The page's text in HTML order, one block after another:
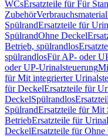
WCsErsatzteile für Für
ZubehörVerbrauchsmaterial
SpülrandErsatzteile für
SpülrandOhne Deckel
Betrieb, spülrandlos
spülrandlosFür AP- oder
oder UP-Urinalsteuerung
für Mit integrierter
für DeckelErsatzteile für
DeckelSpülrandlos
SpülrandErsatzteile für Mit
BetriebErsatzteile für
DeckelErsatzteile für Ohne